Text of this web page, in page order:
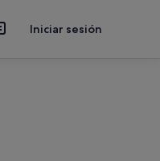
Iniciar sesión